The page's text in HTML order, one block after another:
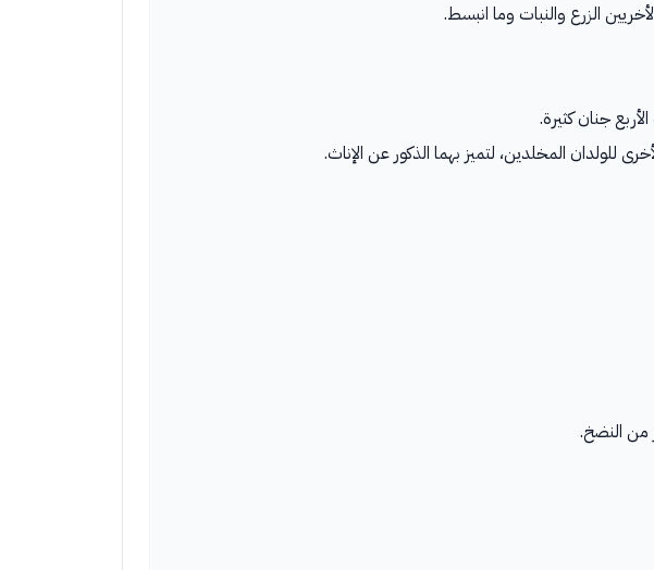
الزرع والنبات وما انبسط.
جنان كثيرة.
للولدان المخلدين، لتميز بهما الذكور عن الإناث.
من النضخ.